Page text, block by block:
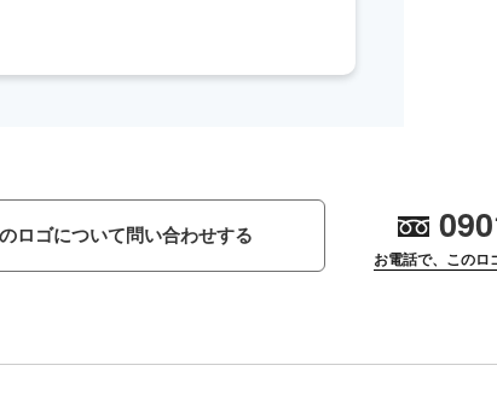
ロゴについて問い合わせする
お電話で、このロ